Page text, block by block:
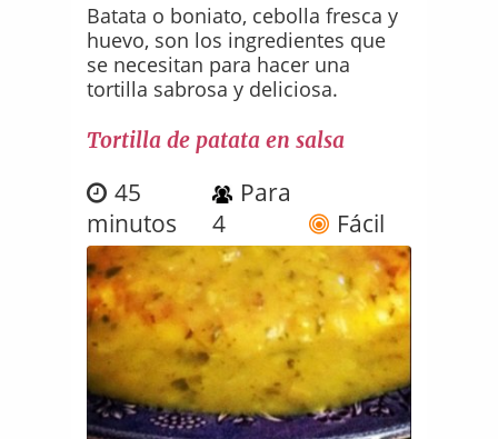
Batata o boniato, cebolla fresca y
huevo, son los ingredientes que
se necesitan para hacer una
tortilla sabrosa y deliciosa.
Tortilla de patata en salsa
45
minutos
Para
4
Fácil